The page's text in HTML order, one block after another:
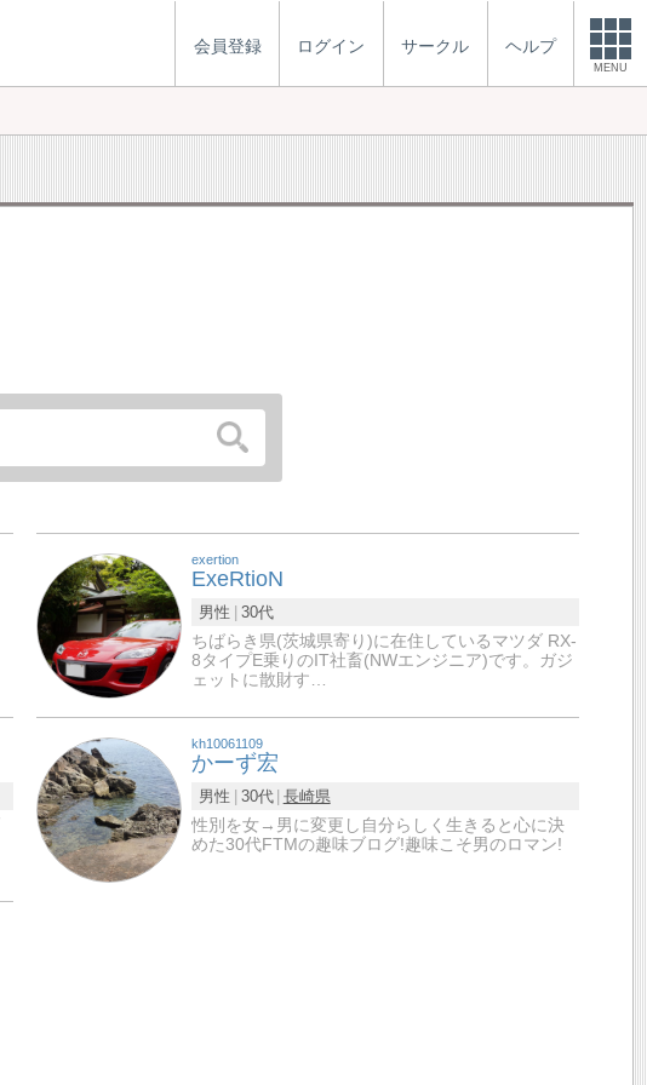
会員登録 ログイン サークル ヘルプ
MENU
exertion
ExeRtioN
男性
30代
ちばらき県(茨城県寄り)に在住しているマツダ RX-
8タイプE乗りのIT社畜(NWエンジニア)です。ガジ
ェットに散財す…
kh10061109
かーず宏
男性 30代 長崎県
性別を女→男に変更し自分らしく生きると心に決
めた30代FTMの趣味ブログ!趣味こそ男のロマン!